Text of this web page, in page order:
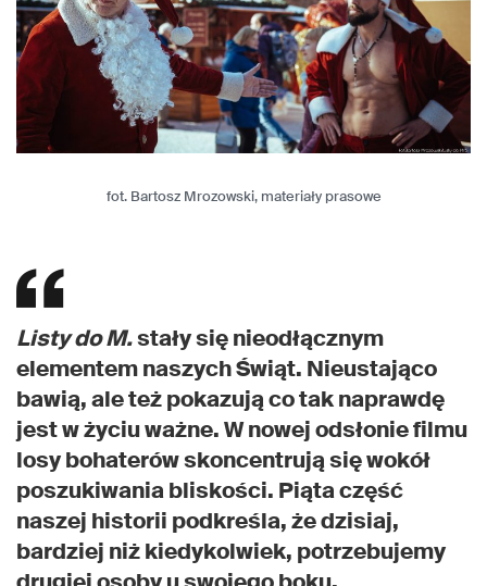
fot. Bartosz Mrozowski, materiały prasowe
Listy do M.stały się nieodłącznym
elementem naszych Świąt. Nieustająco
bawią, ale też pokazują co tak naprawdę
jest w życiu ważne. W nowej odsłonie filmu
losy bohaterów skoncentrują się wokół
poszukiwania bliskości. Piąta część
naszej historii podkreśla, że dzisiaj,
bardziej niż kiedykolwiek, potrzebujemy